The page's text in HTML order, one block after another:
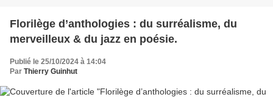
Florilège d’anthologies : du surréalisme, du
merveilleux & du jazz en poésie.
Publié le 25/10/2024 à 14:04
Par Thierry Guinhut